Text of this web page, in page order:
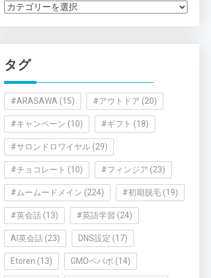
カ
ー
タグ
#ARASAWA (15) #アウトドア (20)
#キャンペーン (10) #ギフト (18)
#サロンドロワイヤル(29)
#チョコレート (10) #フィンジア (23)
#ムームードメイン (224) #初期脱毛(19)
#英会話(13) #英語学習 (24)
AI英会話(23) DNS設定 (17)
Etoren (13) GMOペパボ (14)